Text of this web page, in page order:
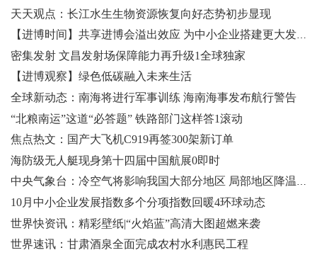
天天观点：长江水生生物资源恢复向好态势初步显现
【进博时间】共享进博会溢出效应 为中小企业搭建更大发展平台
密集发射 文昌发射场保障能力再升级1全球独家
【进博观察】绿色低碳融入未来生活
全球新动态：南海将进行军事训练 海南海事发布航行警告
“北粮南运”这道“必答题” 铁路部门这样答1滚动
焦点热文：国产大飞机C919再签300架新订单
海防级无人艇现身第十四届中国航展0即时
中央气象台：冷空气将影响我国大部分地区 局部地区降温10℃~14℃
10月中小企业发展指数多个分项指数回暖4环球动态
世界快资讯：精彩壁纸|“火焰蓝”高清大图超燃来袭
世界速讯：甘肃酒泉全面完成农村水利惠民工程